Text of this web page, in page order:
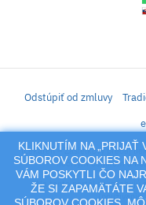
KLIKNUTÍM NA „PRIJAŤ
SÚBOROV COOKIES NA
VÁM POSKYTLI ČO
ŽE SI ZAPAMÄTÁTE
Odstúpiť od zmluvy
iLekáreň – Zásielkový predaj
liečivým účinkom a
Na tento portál sa vzťahujú